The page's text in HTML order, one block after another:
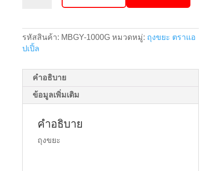
เหลือง
ตรา
เกรด
A
บรรจุ
รหัสสินค้า: MBGY-1000G หมวดหมู่: ถุงขยะ ตราแอ
ปเปิ้ล
คำอธิบาย
ข้อมูลเพิ่มเติม
คำอธิบาย
ถุงขยะ